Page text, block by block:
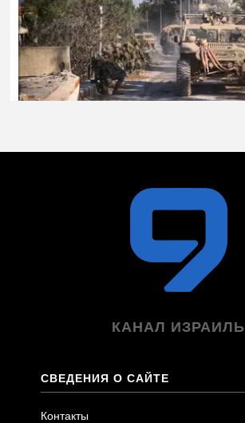
КАНАЛ ИЗРАИЛЬ
СВЕДЕНИЯ О САЙТЕ
Контакты